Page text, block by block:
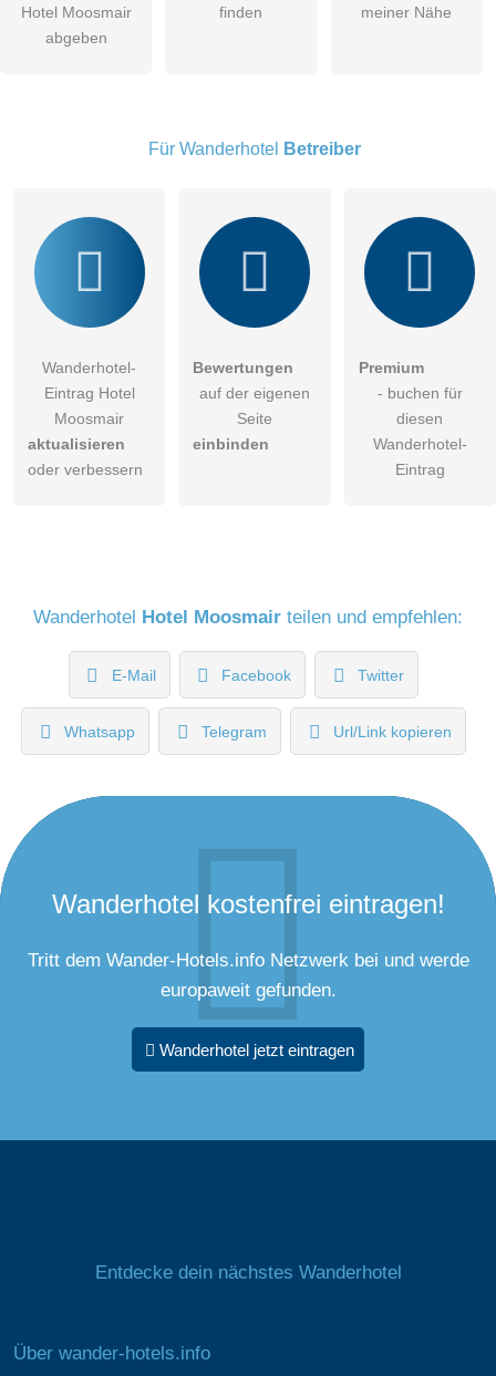
DieDatenschutzerklärung habe ich zur Kenntnis genommen.
Besucher sichtbar.
Hotel Moosmair
abgeben
finden
meiner Nähe
Für Wanderhotel Betreiber
Wanderhotel-
Eintrag Hotel
Moosmair
aktualisieren
oder verbessern
Bewertungen
auf der eigenen
Seite
einbinden
Premium
- buchen für
diesen
Wanderhotel-
Eintrag
Wanderhotel Hotel Moosmair teilen und empfehlen:
E-Mail Facebook Twitter
Whatsapp Telegram Url/Link kopieren
Wanderhotel kostenfrei eintragen!
Tritt dem Wander-Hotels.info Netzwerk bei und werde
europaweit gefunden.
Wanderhotel jetzt eintragen
Entdecke dein nächstes Wanderhotel
Über wander-hotels.info